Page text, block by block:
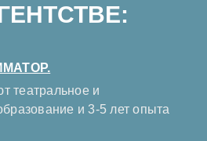
театральное и
и 3-5 лет опыта